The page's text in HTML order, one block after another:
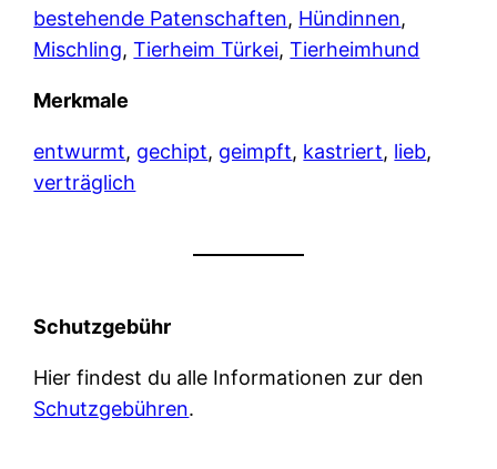
bestehende Patenschaften, Hündinnen
Mischling, Tierheim Türkei, Tierheimhund
Merkmale
entwurmt, gechipt, geimpft, kastriert, lieb
verträglich
Schutzgebühr
Hier findest du alle Informationen zur den
Schutzgebühren.